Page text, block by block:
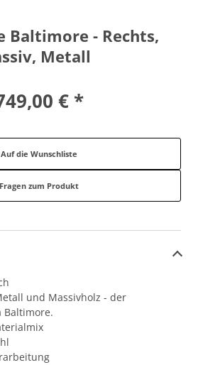
Baltimore - Rechts,
Metall
€ *
Auf die Wunschliste
Fragen zum Produkt
und Massivholz - der
Baltimore.